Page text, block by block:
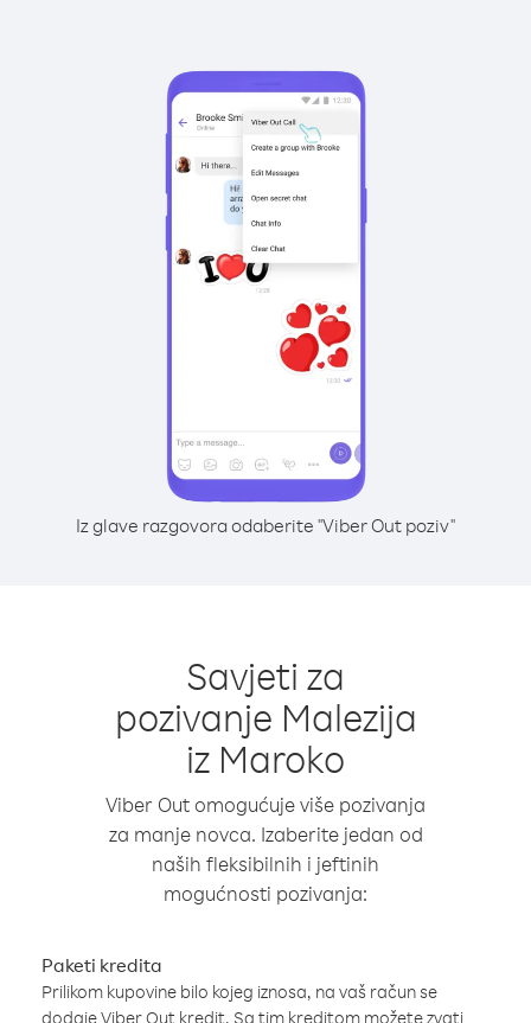
Iz glave razgovora odaberite "Viber Out poziv"
Savjeti za
pozivanje Malezija
iz Maroko
Viber Out omogućuje više pozivanja
za manje novca. Izaberite jedan od
naših fleksibilnih i jeftinih
mogućnosti pozivanja:
Paketi kredita
Prilikom kupovine bilo kojeg iznosa, na vaš račun se
dodaje Viber Out kredit. Sa tim kreditom možete zvati